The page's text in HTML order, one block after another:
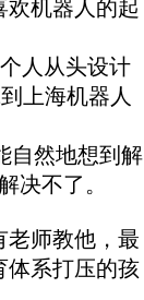
欢机器人的起
人从头设计
上海机器人
自然地想到解
决不了。
老师教他，最
体系打压的孩